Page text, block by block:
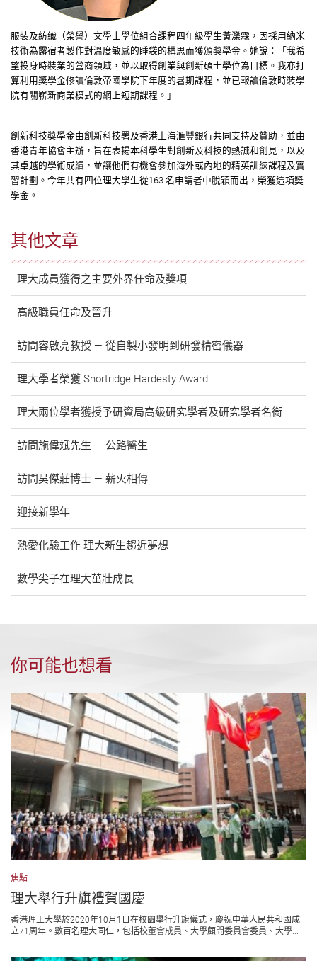
其他文章
理大成員獲得之主要外界任命及獎項
高級職員任命及晉升
訪問容啟亮教授 ― 從自製小發明到研發精密儀器
理大學者榮獲 Shortridge Hardesty Award
理大兩位學者獲授予研資局高級研究學者及研究學者名銜
訪問施偉斌先生 ― 公路醫生
訪問吳傑莊博士 ― 薪火相傳
迎接新學年
熱愛化驗工作 理大新生趨近夢想
數學尖子在理大茁壯成長
服裝及紡織（榮譽）文學士學位組合課程四年級學生黃濼霖 ，因採用納米
技術為露宿者製作對溫度敏感的睡袋的構思而獲頒獎學金。她說：「我希
望投身時裝業的營商領域，並以取得創業與創新碩士學位為目標。我亦打
算利用獎學金修讀倫敦帝國學院下年度的暑期課程，並已報讀倫敦時裝學
院有關嶄新商業模式的網上短期課程。」
創新科技獎學金由創新科技署及香港上海滙豐銀行共同支持及贊助，並由
香港青年協會主辦，旨在表揚本科學生對創新及科技的熱誠和創見，以及
其卓越的學術成績，並讓他們有機會參加海外或內地的精英訓練課程及實
習計劃。今年共有四位理大學生從163 名申請者中脫穎而出，榮獲這項奬
學金。
你可能也想看
焦點
理大舉行升旗禮賀國慶
香港理工大學於2020年10月1日在校園舉行升旗儀式，慶祝中華人民共和國成
立71周年。數百名理大同仁，包括校董會成員、大學顧問委員會委員、大學...